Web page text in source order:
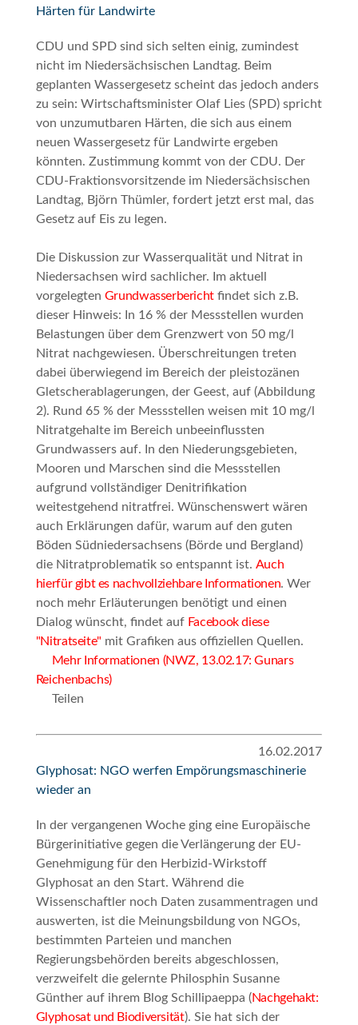
Härten für Landwirte
CDU und SPD sind sich selten einig, zumindest
nicht im Niedersächsischen Landtag. Beim
geplanten Wassergesetz scheint das jedoch anders
zu sein: Wirtschaftsminister Olaf Lies (SPD) spricht
von unzumutbaren Härten, die sich aus einem
neuen Wassergesetz für Landwirte ergeben
könnten. Zustimmung kommt von der CDU. Der
CDU-Fraktionsvorsitzende im Niedersächsischen
Landtag, Björn Thümler, fordert jetzt erst mal, das
Gesetz auf Eis zu legen.
Die Diskussion zur Wasserqualität und Nitratin
Niedersachsen wird sachlicher. Im aktuell
vorgelegten Grundwasserberichtfindet sich z.B.
dieser Hinweis:
In 16 % der Messstellen wurden
Belastungen über dem Grenzwert von 50 mg/l
Nitrat nachgewiesen. Überschreitungen treten
dabei überwiegend im Bereich der pleistozänen
Gletscherablagerungen, der Geest, auf (Abbildung
2). Rund 65 % der Messstellen weisen mit 10 mg/l
Nitratgehalte im Bereich unbeeinflussten
Grundwassers auf. In den Niederungsgebieten,
Mooren und Marschen sind die Messstellen
aufgrund vollständiger Denitrifikation
weitestgehend nitratfrei. Wünschenswert wären
auch Erklärungen dafür, warum auf den guten
Böden Südniedersachsens (Börde und Bergland)
die Nitratproblematik so entspannt ist. Auch
hierfür gibt es nachvollziehbare Informationen. Wer
noch mehr Erläuterungen benötigt und einen
Dialog wünscht, findet auf Facebook diese
"Nitratseite" mit Grafiken aus offiziellen Quellen.
Mehr Informationen (NWZ, 13.02.17: Gunars
Reichenbachs)
Teilen
16.02.2017
Glyphosat: NGO werfen Empörungsmaschinerie
wieder an
In der vergangenen Woche ging eine Europäische
Bürgerinitiative gegen die Verlängerung der EU-
Genehmigung für den Herbizid-Wirkstoff
Glyphosat an den Start. Während die
Wissenschaftler noch Daten zusammentragen und
auswerten, ist die Meinungsbildung von NGOs,
bestimmten Parteien und manchen
Regierungsbehörden bereits abgeschlossen,
verzweifelt die gelernte Philosphin Susanne
Günther auf ihrem Blog Schillipaeppa (Nachgehakt:
Glyphosat und Biodiversität). Sie hat sich der